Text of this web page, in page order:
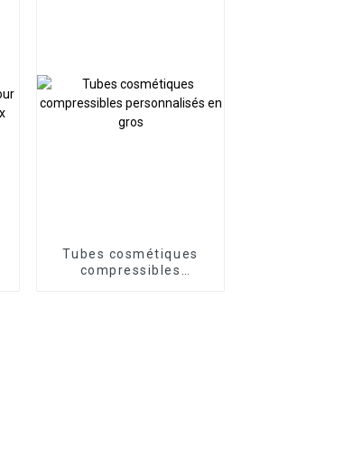
Tubes cosmétiques
compressibles